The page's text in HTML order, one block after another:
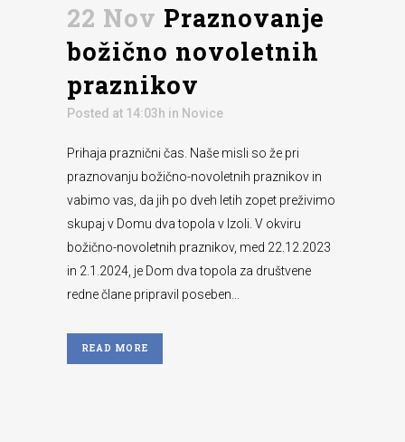
22 Nov Praznovanje
božično novoletnih
praznikov
Posted at 14:03h in Novice
Prihaja praznični čas. Naše misli so že pri
praznovanju božično-novoletnih praznikov in
vabimo vas, da jih po dveh letih zopet preživimo
skupaj v Domu dva topola v Izoli. V okviru
božično-novoletnih praznikov, med 22.12.2023
in 2.1.2024, je Dom dva topola za društvene
redne člane pripravil poseben...
READ MORE